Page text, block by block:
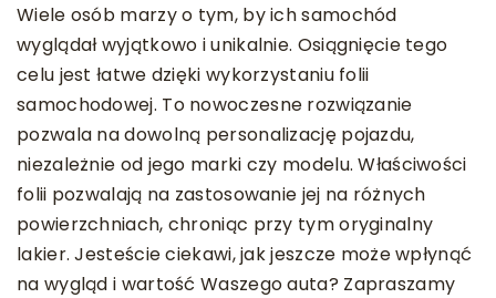
Wiele osób marzy o tym, by ich samochód
wyglądał wyjątkowo i unikalnie. Osiągnięcie tego
celu jest łatwe dzięki wykorzystaniu folii
samochodowej. To nowoczesne rozwiązanie
pozwala na dowolną personalizację pojazdu,
niezależnie od jego marki czy modelu. Właściwości
folii pozwalają na zastosowanie jej na różnych
powierzchniach, chroniąc przy tym oryginalny
lakier. Jesteście ciekawi, jak jeszcze może wpłynąć
na wygląd i wartość Waszego auta? Zapraszamy